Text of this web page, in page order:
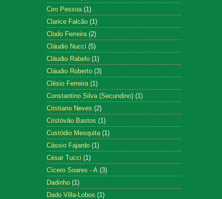
Ciro Pessoa (1)
Clarice Falcão (1)
Clodo Ferreira (2)
Cláudio Nucci (5)
Cláudio Rabelo (1)
Cláudio Roberto (3)
Clésio Ferreira (1)
Constantino Silva (Secundino) (1)
Cristiano Neves (2)
Cristóvão Bastos (1)
Custódio Mesquita (1)
Cássio Fajardo (1)
César Tucci (1)
Cícero Soares - A (3)
Dadinho (1)
Dado Villa-Lobos (1)